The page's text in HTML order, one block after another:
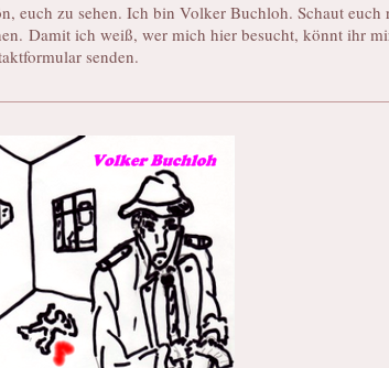
euch zu sehen. Ich bin Volker Buchloh. Schaut
. Damit ich weiß, wer mich hier besucht, könnt ihr
senden.